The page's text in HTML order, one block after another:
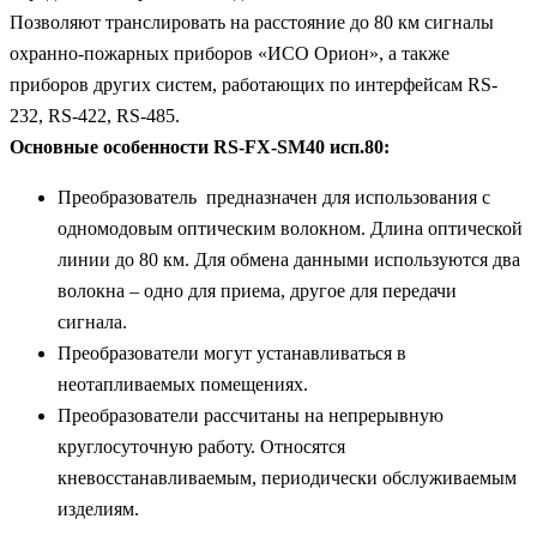
Позволяют транслировать на расстояние до 80 км сигналы
охранно-пожарных приборов «ИСО Орион», а также
приборов других систем, работающих по интерфейсам RS-
232, RS-422, RS-485.
Основные особенности RS-FX-SM40 исп.80:
Преобразователь предназначен для использования с
одномодовым оптическим волокном. Длина оптической
линии до 80 км. Для обмена данными используются два
волокна – одно для приема, другое для передачи
сигнала.
Преобразователи могут устанавливаться в
неотапливаемых помещениях.
Преобразователи рассчитаны на непрерывную
круглосуточную работу. Относятся
кневосстанавливаемым, периодически обслуживаемым
изделиям.